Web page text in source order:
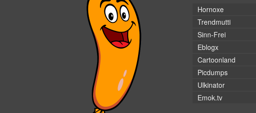
Hornoxe
Trendmutti
Sinn-Frei
Eblogx
Cartoonland
Picdumps
Ulkinator
Emok.tv